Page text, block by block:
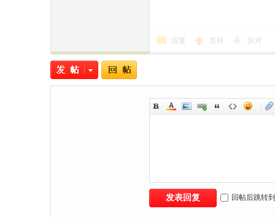
回复 支持 反对
发表回复 回帖后跳转